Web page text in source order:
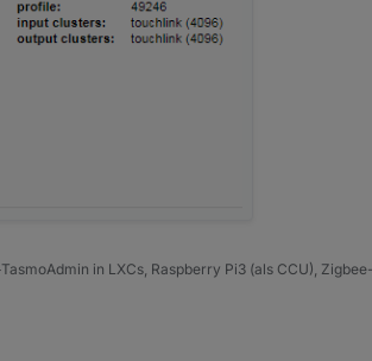
in LXCs, Raspberry Pi3 (als CCU),